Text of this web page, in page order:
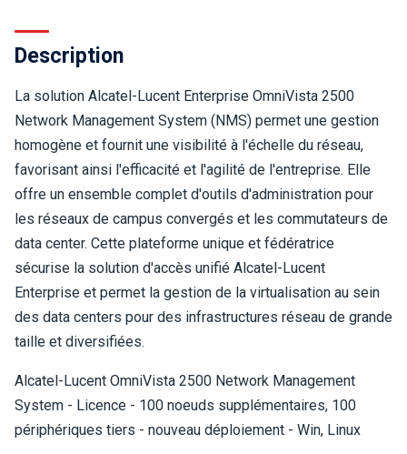
Description
La solution Alcatel-Lucent Enterprise OmniVista 2500
Network Management System (NMS) permet une gestion
homogène et fournit une visibilité à l'échelle du réseau,
favorisant ainsi l'efficacité et l'agilité de l'entreprise. Elle
offre un ensemble complet d'outils d'administration pour
les réseaux de campus convergés et les commutateurs de
data center. Cette plateforme unique et fédératrice
sécurise la solution d'accès unifié Alcatel-Lucent
Enterprise et permet la gestion de la virtualisation au sein
des data centers pour des infrastructures réseau de grande
taille et diversifiées.
Alcatel-Lucent OmniVista 2500 Network Management
System - Licence - 100 noeuds supplémentaires, 100
périphériques tiers - nouveau déploiement - Win, Linux